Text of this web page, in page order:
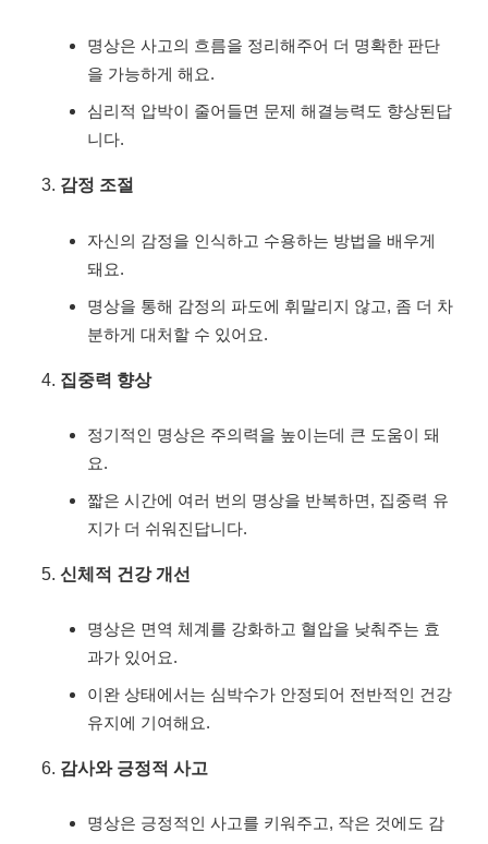
명상은 사고의 흐름을 정리해주어 더 명확한 판단
을 가능하게 해요.
심리적 압박이 줄어들면 문제 해결능력도 향상된답
니다.
감정 조절
자신의 감정을 인식하고 수용하는 방법을 배우게
돼요.
명상을 통해 감정의 파도에 휘말리지 않고, 좀 더 차
분하게 대처할 수 있어요.
집중력 향상
정기적인 명상은 주의력을 높이는데 큰 도움이 돼
요.
짧은 시간에 여러 번의 명상을 반복하면, 집중력 유
지가 더 쉬워진답니다.
신체적 건강 개선
명상은 면역 체계를 강화하고 혈압을 낮춰주는 효
과가 있어요.
이완 상태에서는 심박수가 안정되어 전반적인 건강
유지에 기여해요.
감사와 긍정적 사고
명상은 긍정적인 사고를 키워주고, 작은 것에도 감